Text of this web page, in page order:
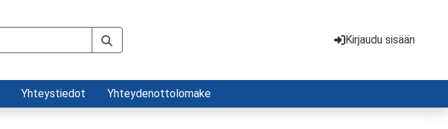
Kirjaudu sisään
Yhteystiedot Yhteydenottolomake